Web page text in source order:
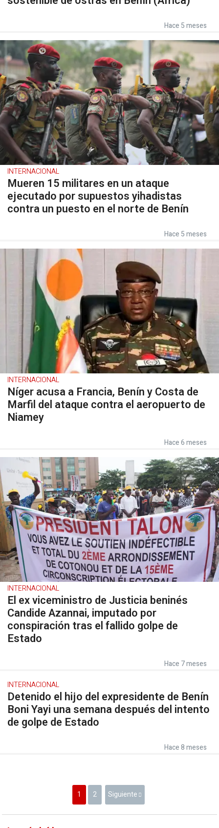
Hace 5 meses
INTERNACIONAL
Mueren 15 militares en un ataque
ejecutado por supuestos yihadistas
contra un puesto en el norte de Benín
Hace 5 meses
INTERNACIONAL
Níger acusa a Francia, Benín y Costa de
Marfil del ataque contra el aeropuerto de
Niamey
Hace 6 meses
INTERNACIONAL
El ex viceministro de Justicia beninés
Candide Azannai, imputado por
conspiración tras el fallido golpe de
Estado
Hace 7 meses
INTERNACIONAL
Detenido el hijo del expresidente de Benín
Boni Yayi una semana después del intento
de golpe de Estado
Hace 8 meses
1 2 Siguiente